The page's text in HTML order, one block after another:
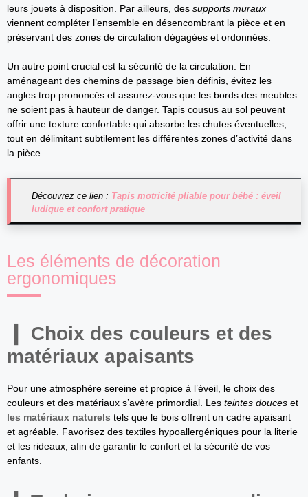
leurs jouets à disposition. Par ailleurs, des supports muraux
viennent compléter l’ensemble en désencombrant la pièce et en
préservant des zones de circulation dégagées et ordonnées.
Un autre point crucial est la sécurité de la circulation. En
aménageant des chemins de passage bien définis, évitez les
angles trop prononcés et assurez-vous que les bords des meubles
ne soient pas à hauteur de danger. Tapis cousus au sol peuvent
offrir une texture confortable qui absorbe les chutes éventuelles,
tout en délimitant subtilement les différentes zones d’activité dans
la pièce.
Découvrez ce lien : Tapis motricité pliable pour bébé : éveil
ludique et confort pratique
Les éléments de décoration
ergonomiques
Choix des couleurs et des
matériaux apaisants
Pour une atmosphère sereine et propice à l’éveil, le choix des
couleurs et des matériaux s’avère primordial. Les teintes douces et
les matériaux naturels tels que le bois offrent un cadre apaisant
et agréable. Favorisez des textiles hypoallergéniques pour la literie
et les rideaux, afin de garantir le confort et la sécurité de vos
enfants.